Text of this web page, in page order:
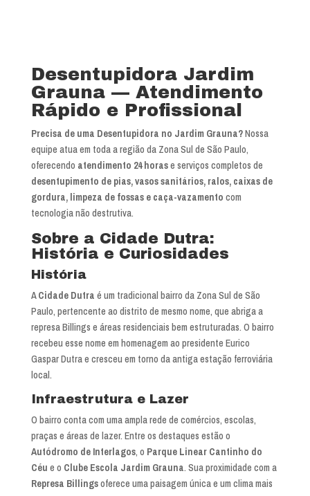
Desentupidora Jardim
Grauna — Atendimento
Rápido e Profissional
Precisa de uma Desentupidora no Jardim Grauna?Nossa
equipe atua em toda a região da Zona Sul de São Paulo,
oferecendo atendimento 24 horase serviços completos de
desentupimento de pias, vasos sanitários, ralos, caixas de
gordura, limpeza de fossas e caça-vazamento com
tecnologia não destrutiva.
Sobre a Cidade Dutra:
História e Curiosidades
História
ACidade Dutra é um tradicional bairro da Zona Sul de São
Paulo, pertencente ao distrito de mesmo nome, que abriga a
represa Billings e áreas residenciais bem estruturadas. O bairro
recebeu esse nome em homenagem ao presidente Eurico
Gaspar Dutra e cresceu em torno da antiga estação ferroviária
local.
Infraestrutura e Lazer
O bairro conta com uma ampla rede de comércios, escolas,
praças e áreas de lazer. Entre os destaques estão o
Autódromo de Interlagos, o Parque Linear Cantinho do
Céu e o Clube Escola Jardim Grauna. Sua proximidade com a
Represa Billingsoferece uma paisagem única e um clima mais